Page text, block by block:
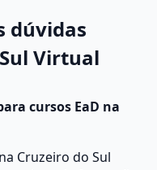
dúvidas
Virtual
cursos EaD na
Cruzeiro do Sul